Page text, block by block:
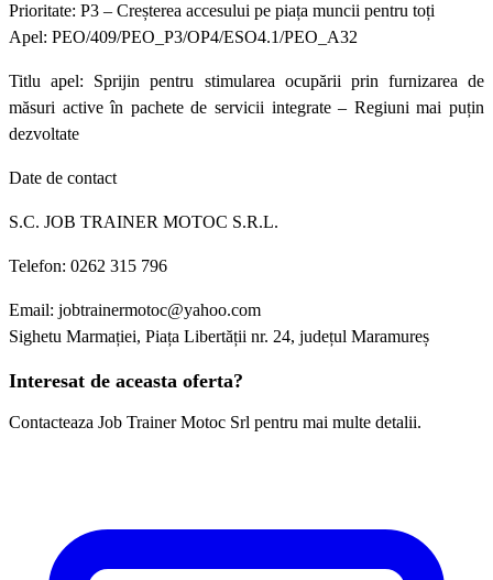
Prioritate: P3 – Creșterea accesului pe piața muncii pentru toți
Apel: PEO/409/PEO_P3/OP4/ESO4.1/PEO_A32
Titlu apel: Sprijin pentru stimularea ocupării prin furnizarea de
măsuri active în pachete de servicii integrate – Regiuni mai puțin
dezvoltate
Date de contact
S.C. JOB TRAINER MOTOC S.R.L.
Telefon: 0262 315 796
Email: jobtrainermotoc@yahoo.com
Sighetu Marmației, Piața Libertății nr. 24, județul Maramureș
Interesat de aceasta oferta?
Contacteaza Job Trainer Motoc Srl pentru mai multe detalii.